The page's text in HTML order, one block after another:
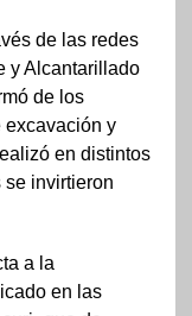
de las redes
y Alcantarillado
de los
excavación y
en distintos
se invirtieron
a la
en las